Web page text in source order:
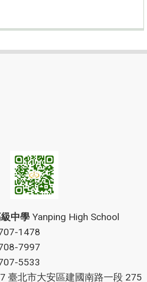
中學 Yanping High School
1478
7997
5533
臺北市大安區建國南路一段 275